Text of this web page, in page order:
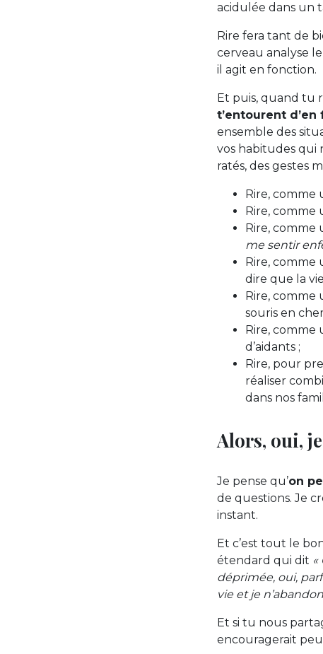
acidulée dans un
Rire fera tant de
cerveau analyse
il agit en fonction.
Et puis, quand tu
t’entourent
ensemble des
vos habitudes qui
ratés, des gestes
Rire, comme
Rire, comme
Rire, comme
me sentir
Rire,
dire que la
Rire, comme
souris en
Rire,
d’aidants ;
Rire, pour
réaliser
dans nos
Alors, oui,
Je pense qu’on
de questions. Je
instant.
Et c’est tout le
étendard qui dit «
déprimée, oui,
vie et je
Et si tu nous
encouragerait